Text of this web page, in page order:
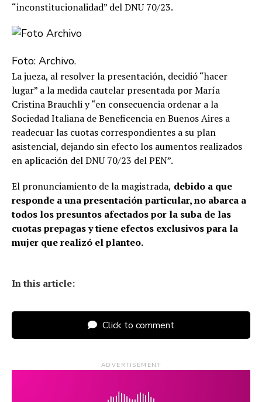
“inconstitucionalidad” del DNU 70/23.
Foto: Archivo.
La jueza, al resolver la presentación, decidió “hacer
lugar” a la medida cautelar presentada por María
Cristina Brauchli y “en consecuencia ordenar a la
Sociedad Italiana de Beneficencia en Buenos Aires a
readecuar las cuotas correspondientes a su plan
asistencial, dejando sin efecto los aumentos realizados
en aplicación del DNU 70/23 del PEN”.
El pronunciamiento de la magistrada, debido a que
responde a una presentación particular, no abarca a
todos los presuntos afectados por la suba de las
cuotas prepagas y tiene efectos exclusivos para la
mujer que realizó el planteo.
In this article:
Click to comment
ADVERTISEMENT